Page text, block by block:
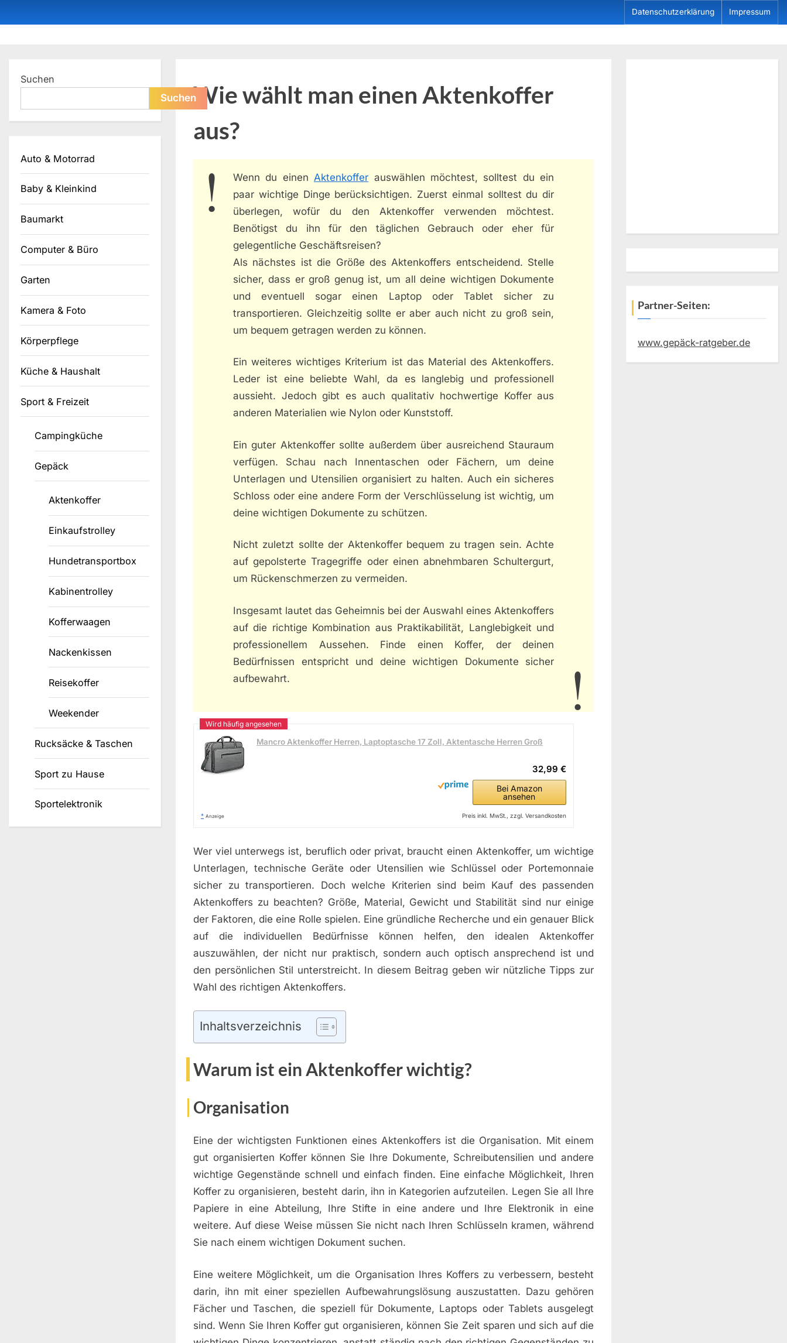
to
Datenschutzerklärung Impressum
Wie wählt man einen Aktenkoffer
aus?
Wenn du einen Aktenkoffer auswählen möchtest, solltest du ein
paar wichtige Dinge berücksichtigen. Zuerst einmal solltest du dir
überlegen, wofür du den Aktenkoffer verwenden möchtest.
Benötigst du ihn für den täglichen Gebrauch oder eher für
gelegentliche Geschäftsreisen?
Als nächstes ist die Größe des Aktenkoffers entscheidend. Stelle
sicher, dass er groß genug ist, um all deine wichtigen Dokumente
und eventuell sogar einen Laptop oder Tablet sicher zu
transportieren. Gleichzeitig sollte er aber auch nicht zu groß sein,
um bequem getragen werden zu können.
Ein weiteres wichtiges Kriterium ist das Material des Aktenkoffers.
Leder ist eine beliebte Wahl, da es langlebig und professionell
aussieht. Jedoch gibt es auch qualitativ hochwertige Koffer aus
anderen Materialien wie Nylon oder Kunststoff.
Ein guter Aktenkoffer sollte außerdem über ausreichend Stauraum
verfügen. Schau nach Innentaschen oder Fächern, um deine
Unterlagen und Utensilien organisiert zu halten. Auch ein sicheres
Schloss oder eine andere Form der Verschlüsselung ist wichtig, um
deine wichtigen Dokumente zu schützen.
Nicht zuletzt sollte der Aktenkoffer bequem zu tragen sein. Achte
auf gepolsterte Tragegriffe oder einen abnehmbaren Schultergurt,
um Rückenschmerzen zu vermeiden.
Insgesamt lautet das Geheimnis bei der Auswahl eines Aktenkoffers
auf die richtige Kombination aus Praktikabilität, Langlebigkeit und
professionellem Aussehen. Finde einen Koffer, der deinen
Bedürfnissen entspricht und deine wichtigen Dokumente sicher
aufbewahrt.
Mancro Aktenkoffer Herren, Laptoptasche 17 Zoll, Aktentasche Herren Groß
32,99 €
Bei Amazon
ansehen
* Anzeige Preis inkl. MwSt., zzgl. Versandkosten
Wer viel unterwegs ist, beruflich oder privat, braucht einen Aktenkoffer, um wichtige
Unterlagen, technische Geräte oder Utensilien wie Schlüssel oder Portemonnaie
sicher zu transportieren. Doch welche Kriterien sind beim Kauf des passenden
Aktenkoffers zu beachten? Größe, Material, Gewicht und Stabilität sind nur einige
der Faktoren, die eine Rolle spielen. Eine gründliche Recherche und ein genauer Blick
auf die individuellen Bedürfnisse können helfen, den idealen Aktenkoffer
auszuwählen, der nicht nur praktisch, sondern auch optisch ansprechend ist und
den persönlichen Stil unterstreicht. In diesem Beitrag geben wir nützliche Tipps zur
Wahl des richtigen Aktenkoffers.
Inhaltsverzeichnis
Warum ist ein Aktenkoffer wichtig?
Organisation
Eine der wichtigsten Funktionen eines Aktenkoffers ist die Organisation. Mit einem
gut organisierten Koffer können Sie Ihre Dokumente, Schreibutensilien und andere
wichtige Gegenstände schnell und einfach finden. Eine einfache Möglichkeit, Ihren
Koffer zu organisieren, besteht darin, ihn in Kategorien aufzuteilen. Legen Sie all Ihre
Papiere in eine Abteilung, Ihre Stifte in eine andere und Ihre Elektronik in eine
weitere. Auf diese Weise müssen Sie nicht nach Ihren Schlüsseln kramen, während
Sie nach einem wichtigen Dokument suchen.
Eine weitere Möglichkeit, um die Organisation Ihres Koffers zu verbessern, besteht
darin, ihn mit einer speziellen Aufbewahrungslösung auszustatten. Dazu gehören
Fächer und Taschen, die speziell für Dokumente, Laptops oder Tablets ausgelegt
sind. Wenn Sie Ihren Koffer gut organisieren, können Sie Zeit sparen und sich auf die
Suchen
Suchen
Auto & Motorrad
Baby & Kleinkind
Baumarkt
Computer & Büro
Garten
Kamera & Foto
Körperpflege
Küche & Haushalt
Sport & Freizeit
Campingküche
Gepäck
Aktenkoffer
Einkaufstrolley
Hundetransportbox
Kabinentrolley
Kofferwaagen
Nackenkissen
Reisekoffer
Weekender
Rucksäcke & Taschen
Sport zu Hause
Sportelektronik
Partner-Seiten:
www.gepäck-ratgeber.de